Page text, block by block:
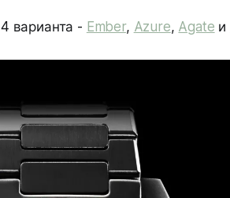
4 варианта - Ember, Azure, Agate и